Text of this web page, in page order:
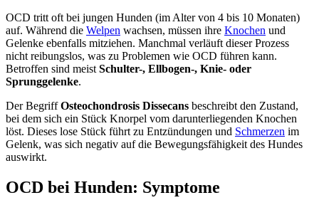
OCD tritt oft bei jungen Hunden (im Alter von 4 bis 10 Monaten)
auf. Während die Welpen wachsen, müssen ihre Knochen und
Gelenke ebenfalls mitziehen. Manchmal verläuft dieser Prozess
nicht reibungslos, was zu Problemen wie OCD führen kann.
Betroffen sind meist Schulter-, Ellbogen-, Knie- oder
Sprunggelenke.
Der BegriffOsteochondrosis Dissecans beschreibt den Zustand,
bei dem sich ein Stück Knorpel vom darunterliegenden Knochen
löst. Dieses lose Stück führt zu Entzündungen und Schmerzen im
Gelenk, was sich negativ auf die Bewegungsfähigkeit des Hundes
auswirkt.
OCD bei Hunden: Symptome